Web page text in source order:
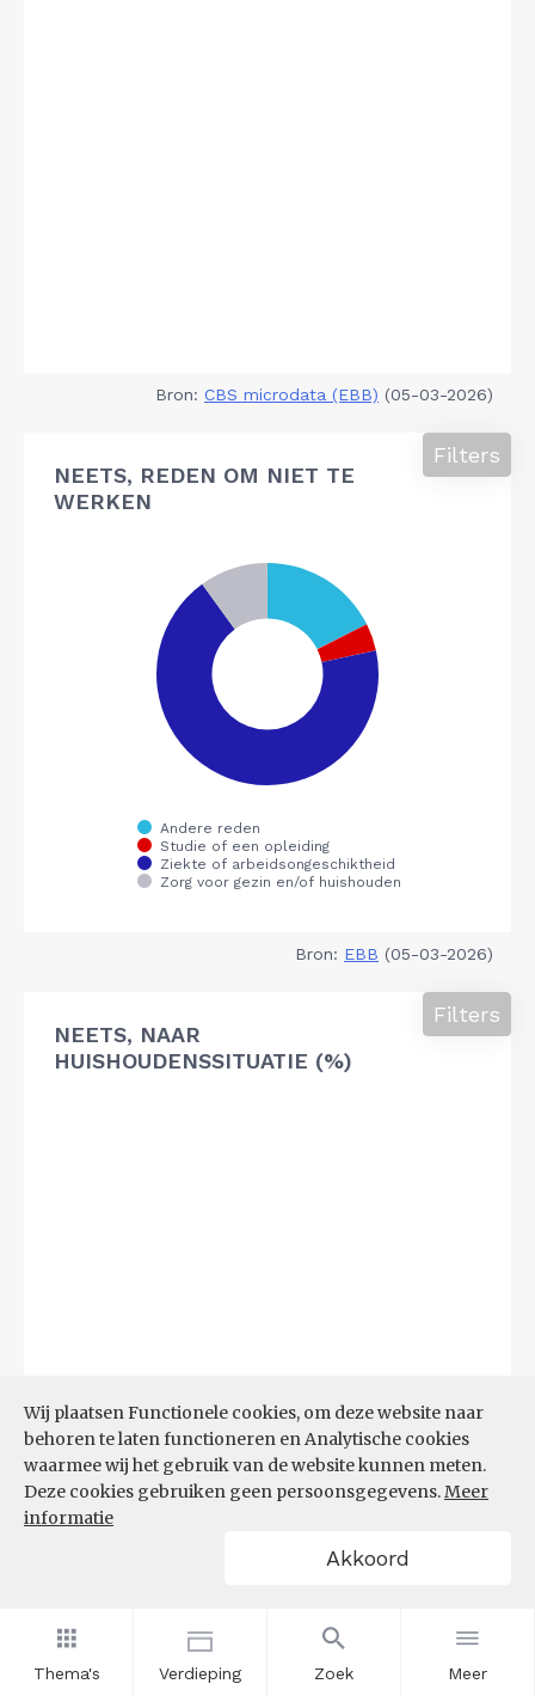
Thema's Verdieping Zoek Meer
Wij plaatsen Functionele cookies, om deze website naar
behoren te laten functioneren en Analytische cookies
waarmee wij het gebruik van de website kunnen meten.
Deze cookies gebruiken geen persoonsgegevens.Meer
informatie
Akkoord
Bron: CBS microdata (EBB) (05-03-2026)
NEETS, REDEN OM NIET TE
WERKEN
Filters
Bron: EBB (05-03-2026)
NEETS, NAAR
HUISHOUDENSSITUATIE (%)
Filters